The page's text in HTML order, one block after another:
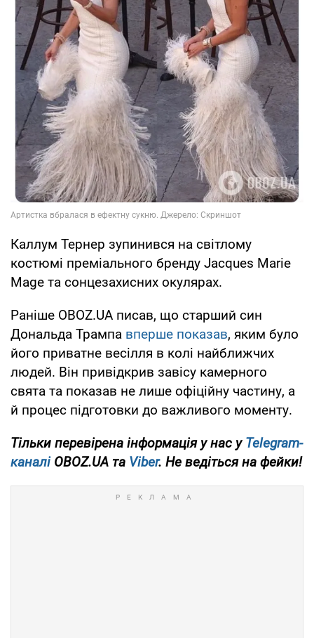
Каллум Тернер зупинився на світлому
костюмі преміального бренду Jacques Marie
Mage та сонцезахисних окулярах.
Раніше OBOZ.UA писав, що старший син
Дональда Трампа вперше показав, яким було
його приватне весілля в колі найближчих
людей. Він привідкрив завісу камерного
свята та показав не лише офіційну частину, а
й процес підготовки до важливого моменту.
Тільки перевірена інформація у нас уTelegram-
каналіOBOZ.UA та Viber. Не ведіться на фейки!